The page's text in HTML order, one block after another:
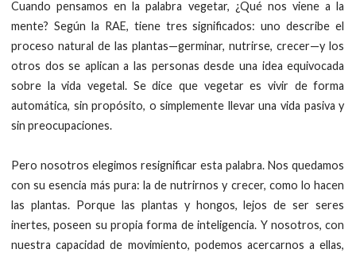
Cuando pensamos en la palabra vegetar, ¿Qué nos viene a la
mente? Según la RAE, tiene tres significados: uno describe el
proceso natural de las plantas—germinar, nutrirse, crecer—y los
otros dos se aplican a las personas desde una idea equivocada
sobre la vida vegetal. Se dice que vegetar es vivir de forma
automática, sin propósito, o simplemente llevar una vida pasiva y
sin preocupaciones.
Pero nosotros elegimos resignificar esta palabra. Nos quedamos
con su esencia más pura: la de nutrirnos y crecer, como lo hacen
las plantas. Porque las plantas y hongos, lejos de ser seres
inertes, poseen su propia forma de inteligencia. Y nosotros, con
nuestra capacidad de movimiento, podemos acercarnos a ellas,